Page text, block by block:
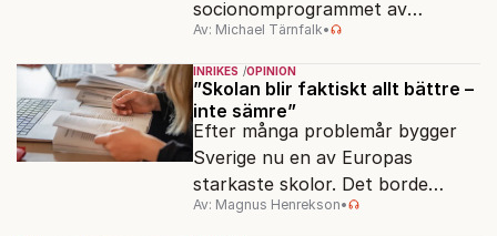
socionomprogrammet av
ideologiska skäl.
Av: Michael Tärnfalk•
INRIKES OPINION
”Skolan blir faktiskt allt bättre –
inte sämre”
Efter många problemår bygger
Sverige nu en av Europas
starkaste skolor. Det borde
politikerna prata om.
Av: Magnus Henrekson•